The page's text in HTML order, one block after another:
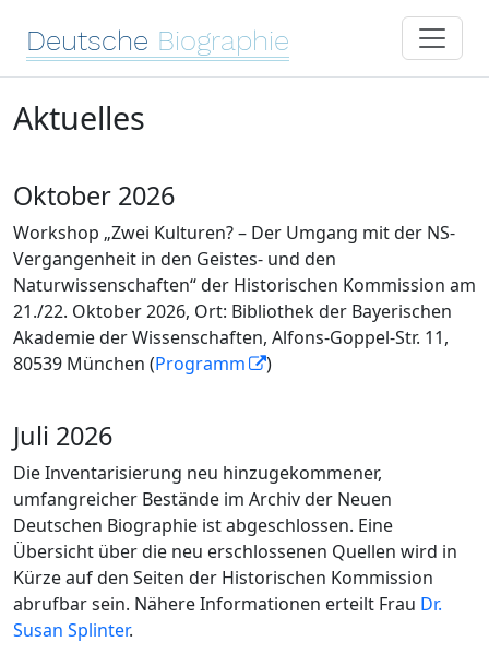
Deutsche Biographie
Aktuelles
Oktober 2026
Workshop „Zwei Kulturen? – Der Umgang mit der NS-
Vergangenheit in den Geistes- und den
Naturwissenschaften“ der Historischen Kommission am
21./22. Oktober 2026, Ort: Bibliothek der Bayerischen
Akademie der Wissenschaften, Alfons-Goppel-Str. 11,
80539 München (Programm )
Juli 2026
Die Inventarisierung neu hinzugekommener,
umfangreicher Bestände im Archiv der Neuen
Deutschen Biographie ist abgeschlossen. Eine
Übersicht über die neu erschlossenen Quellen wird in
Kürze auf den Seiten der Historischen Kommission
abrufbar sein. Nähere Informationen erteilt Frau Dr.
Susan Splinter.